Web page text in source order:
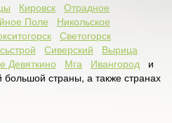
Кировск Отрадное
Поле
Никольское
Светогорск
Сиверский
Вырица
Девяткино Мга Ивангород и
страны, а также странах